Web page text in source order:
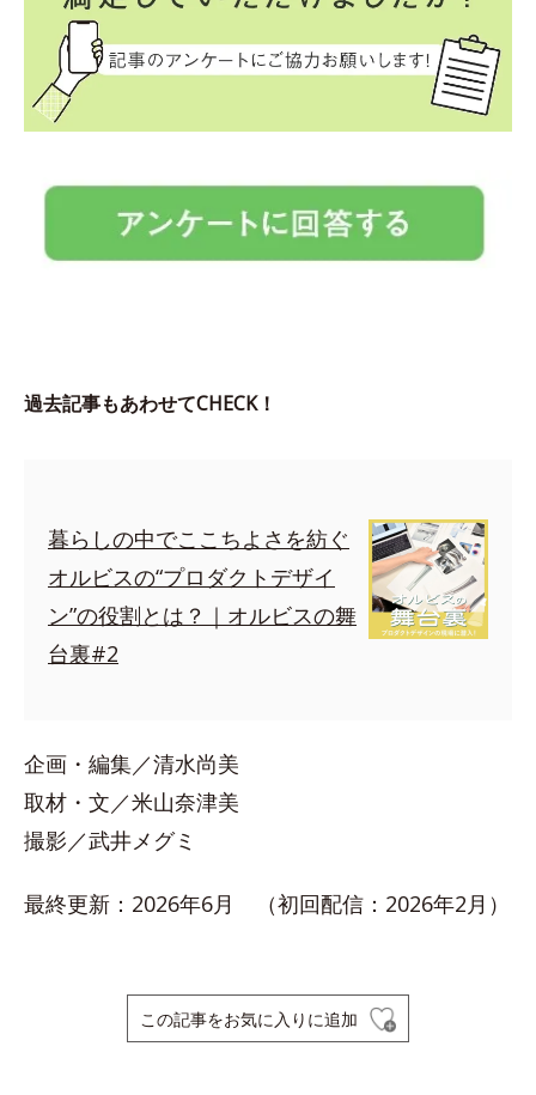
過去記事もあわせてCHECK！
暮らしの中でここちよさを紡ぐ
オルビスの“プロダクトデザイ
ン”の役割とは？｜オルビスの舞
台裏#2
企画・編集／清水尚美
取材・文／米山奈津美
撮影／武井メグミ
最終更新：2026年6月 （初回配信：2026年2月）
この記事をお気に入りに追加